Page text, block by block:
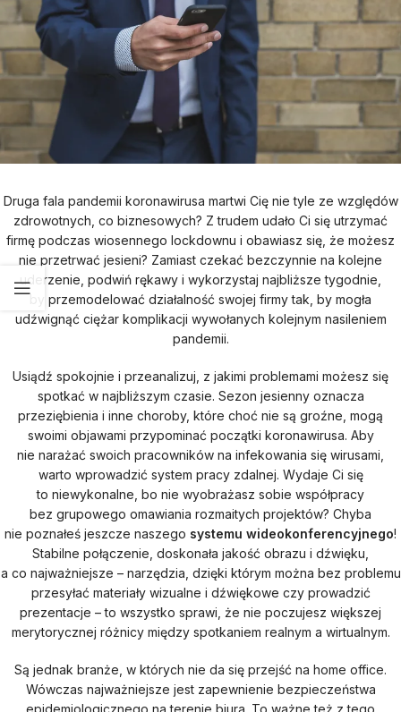
Druga fala pandemii koronawirusa martwi Cię nie tyle ze względów
zdrowotnych, co biznesowych? Z trudem udało Ci się utrzymać
firmę podczas wiosennego lockdownu i obawiasz się, że możesz
nie przetrwać jesieni? Zamiast czekać bezczynnie na kolejne
uderzenie, podwiń rękawy i wykorzystaj najbliższe tygodnie,
by przemodelować działalność swojej firmy tak, by mogła
udźwignąć ciężar komplikacji wywołanych kolejnym nasileniem
pandemii.
Usiądź spokojnie i przeanalizuj, z jakimi problemami możesz się
spotkać w najbliższym czasie. Sezon jesienny oznacza
przeziębienia i inne choroby, które choć nie są groźne, mogą
swoimi objawami przypominać początki koronawirusa. Aby
nie narażać swoich pracowników na infekowania się wirusami,
warto wprowadzić system pracy zdalnej. Wydaje Ci się
to niewykonalne, bo nie wyobrażasz sobie współpracy
bez grupowego omawiania rozmaitych projektów? Chyba
nie poznałeś jeszcze naszego systemu wideokonferencyjnego!
Stabilne połączenie, doskonała jakość obrazu i dźwięku,
a co najważniejsze – narzędzia, dzięki którym można bez problemu
przesyłać materiały wizualne i dźwiękowe czy prowadzić
prezentacje – to wszystko sprawi, że nie poczujesz większej
merytorycznej różnicy między spotkaniem realnym a wirtualnym.
Są jednak branże, w których nie da się przejść na home office.
Wówczas najważniejsze jest zapewnienie bezpieczeństwa
epidemiologicznego na terenie biura. To ważne też z tego